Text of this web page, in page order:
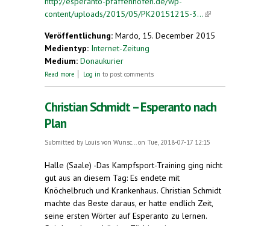
content/uploads/2015/05/PK20151215-3...(link is
Veröffentlichung: Mardo, 15. December 2015
Medientyp: Internet-Zeitung
Medium: Donaukurier
Read more about Gespräch mit Franz Knöferl, dem
Log in to post comments
Christian Schmidt – Esperanto nach
Plan
Submitted by Louis von Wunsc...on Tue, 2018-07-17 12:15
Halle (Saale) -Das Kampfsport-Training ging nicht
gut aus an diesem Tag: Es endete mit
Knöchelbruch und Krankenhaus. Christian Schmidt
machte das Beste daraus, er hatte endlich Zeit,
seine ersten Wörter auf Esperanto zu lernen.